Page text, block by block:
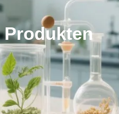
Produkten